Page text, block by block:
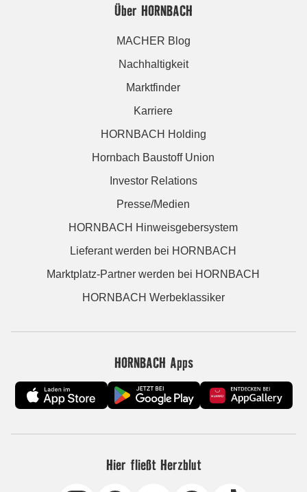
Über HORNBACH
MACHER Blog
Nachhaltigkeit
Marktfinder
Karriere
HORNBACH Holding
Hornbach Baustoff Union
Investor Relations
Presse/Medien
HORNBACH Hinweisgebersystem
Lieferant werden bei HORNBACH
Marktplatz-Partner werden bei HORNBACH
HORNBACH Werbeklassiker
HORNBACH Apps
Hier fließt Herzblut